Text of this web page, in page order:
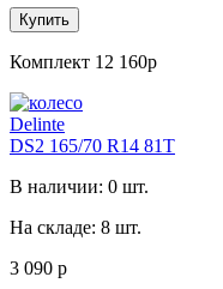
Купить
Комплект 12 160р
Delinte
DS2 165/70 R14 81T
В наличии: 0 шт.
На складе: 8 шт.
3 090 р